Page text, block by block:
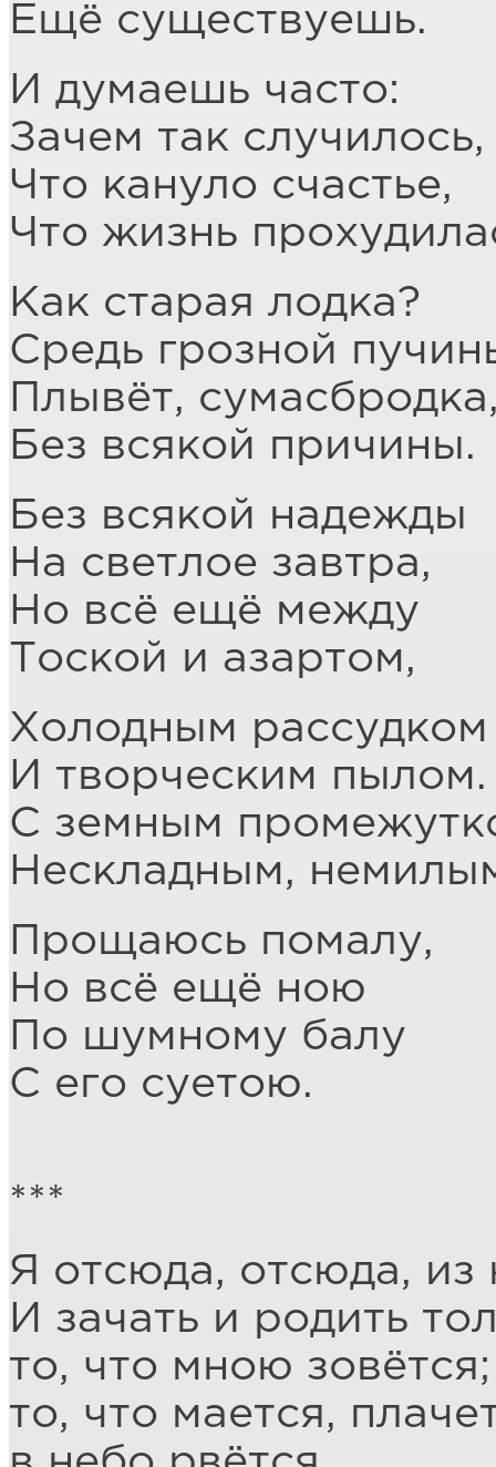
Ещё существуешь.
И думаешь часто:
Зачем так случилось,
Что кануло счастье,
Что жизнь
Как старая лодка?
Средь грозной
Плывёт,
Без всякой причины.
Без всякой надежды
На светлое завтра,
Но всё ещё между
Тоской и азартом,
Холодным рассудком
И творческим пылом.
С земным
Нескладным,
Прощаюсь помалу,
Но всё ещё ною
По шумному балу
С его суетою.
***
Я отсюда, отсюда,
И зачать и родить
то, что мною зовётся;
то, что мается,